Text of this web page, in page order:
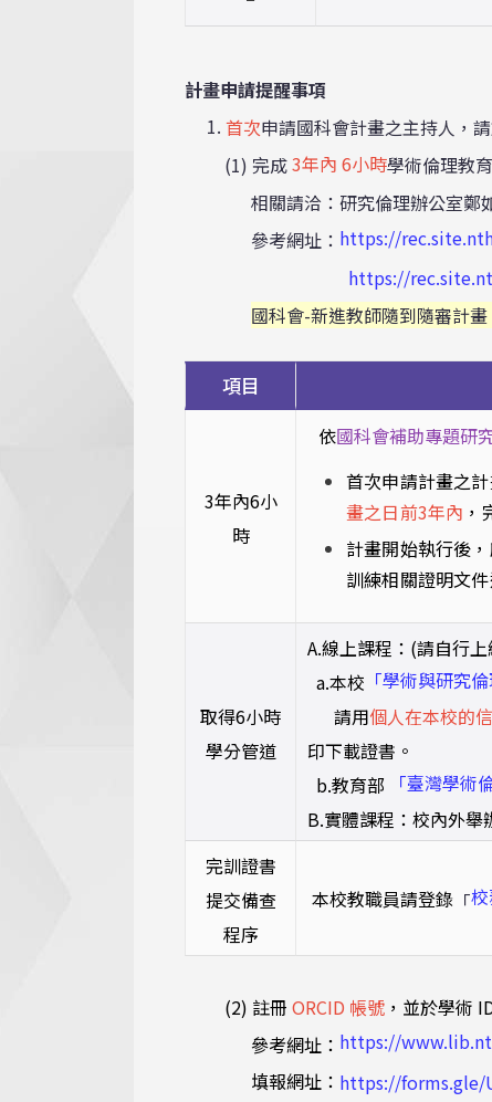
計畫申請提醒事項
1. 首次申請國科會計畫之主持人，
(1) 完成3年內 6小時學術倫理教
相關請洽 ： 研究倫理辦公室鄭
參考網址 ： https://
https://
國科會-新進教師隨到隨審計畫
項目
3年內6小
時
依國科會補助專題研
首次申請計畫之
畫之日前3年內
計畫開始執行後
訓練相關證明文
取得6小時
學分管道
A.線上課程：(請自行
a.本校 「學術與研究
請用個人在本校的
印下載證書。
b.教育部
「臺灣學術
B.實體課程：校內外舉
完訓證書
提交備查
程序
本校教職員請登錄 「
(2) 註冊 ORCID 帳號 ，並於學術
參考網址： https://
填報網址： https://forms.gle/